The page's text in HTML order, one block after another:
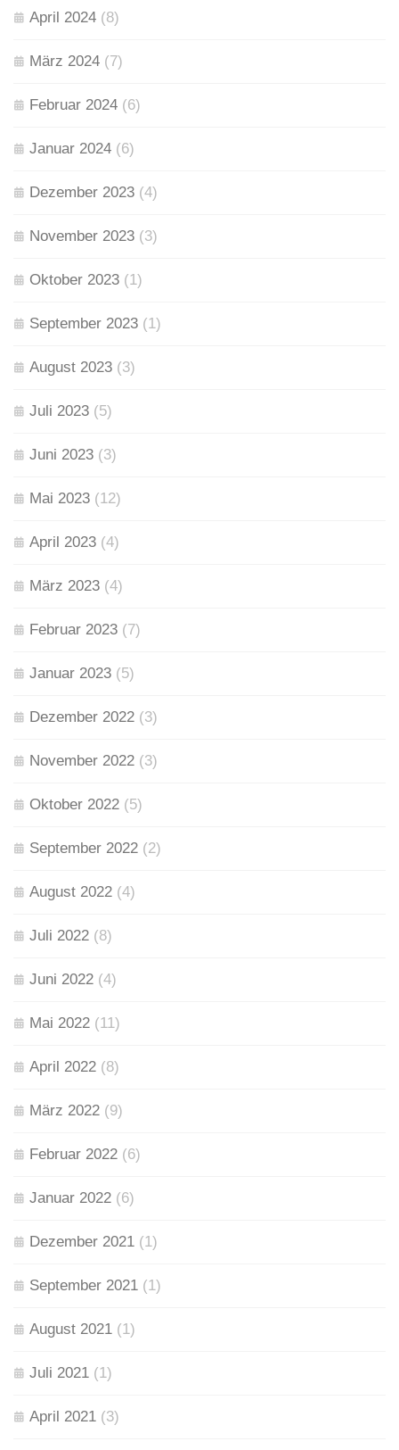
April 2024 (8)
März 2024 (7)
Februar 2024 (6)
Januar 2024 (6)
Dezember 2023 (4)
November 2023 (3)
Oktober 2023 (1)
September 2023 (1)
August 2023 (3)
Juli 2023 (5)
Juni 2023 (3)
Mai 2023 (12)
April 2023 (4)
März 2023 (4)
Februar 2023 (7)
Januar 2023 (5)
Dezember 2022 (3)
November 2022 (3)
Oktober 2022 (5)
September 2022 (2)
August 2022 (4)
Juli 2022 (8)
Juni 2022 (4)
Mai 2022 (11)
April 2022 (8)
März 2022 (9)
Februar 2022 (6)
Januar 2022 (6)
Dezember 2021 (1)
September 2021 (1)
August 2021 (1)
Juli 2021 (1)
April 2021 (3)